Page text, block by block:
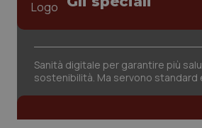
Sanità digitale per garantire più
sostenibilità. Ma servono standard